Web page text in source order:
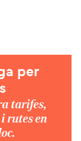
per
tarifes,
rutes en